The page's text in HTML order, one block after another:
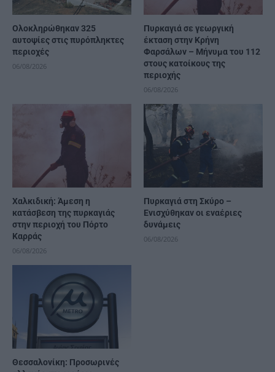
Ολοκληρώθηκαν 325
αυτοψίες στις πυρόπληκτες
περιοχές
06/08/2026
Πυρκαγιά σε γεωργική
έκταση στην Κρήνη
Φαρσάλων – Μήνυμα του 112
στους κατοίκους της
περιοχής
06/08/2026
Χαλκιδική: Άμεση η
κατάσβεση της πυρκαγιάς
στην περιοχή του Πόρτο
Καρράς
06/08/2026
Πυρκαγιά στη Σκύρο –
Ενισχύθηκαν οι εναέριες
δυνάμεις
06/08/2026
Θεσσαλονίκη: Προσωρινές